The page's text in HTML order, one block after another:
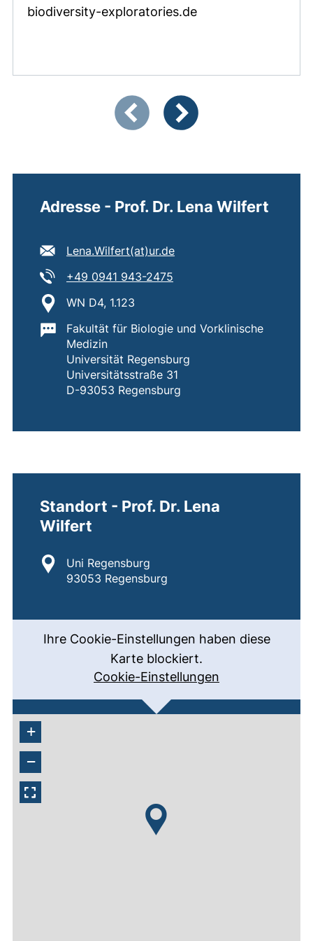
biodiversity-exploratories.de
Zeigt Folie 1 von 4
Adresse - Prof. Dr. Lena Wilfert
E-Mail Adresse:
Lena.Wilfert​(at)​ur.de(öffnet Ihr E-Mail-
Tel:
+49 0941 943-2475
Standort:
WN D4, 1.123
Wichtige Informationen:
Fakultät für Biologie und Vorklinische
Medizin
Universität Regensburg
Universitätsstraße 31
D-93053 Regensburg
Standort - Prof. Dr. Lena
Wilfert
Standort:
Uni Regensburg
93053 Regensburg
Ihre Cookie-Einstellungen haben diese
Karte blockiert.
Cookie-Einstellungen
+
−